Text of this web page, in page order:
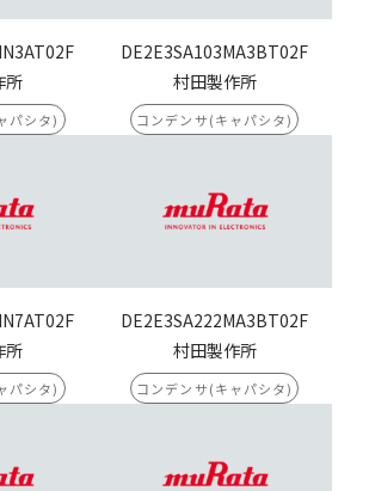
所
パシタ)
DE2E3SA103MA3BT02F
村田製作所
コンデンサ(キャパシタ)
所
パシタ)
DE2E3SA222MA3BT02F
村田製作所
コンデンサ(キャパシタ)